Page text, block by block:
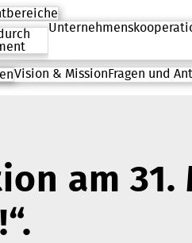
Vision & Mission Fragen und
am 31.